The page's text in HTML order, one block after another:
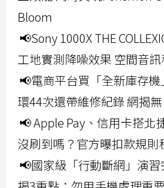
Bloom
📢Sony 1000X THE
工地實測降噪效果 空間音
📢電商平台買「全新庫存
環44次還帶維修紀錄 網揭
📢 Apple Pay、信用卡搭北
沒刷到嗎？官方曝扣款規則
📢國家級「行動斷網」演習